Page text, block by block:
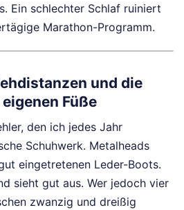
Ein schlechter Schlaf ruiniert
Marathon-Programm.
und die
Füße
den ich jedes Jahr
Schuhwerk. Metalheads
eingetretenen Leder-Boots.
sieht gut aus. Wer jedoch vier
zwanzig und dreißig